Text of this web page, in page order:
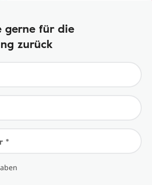
gerne für die
zurück
*